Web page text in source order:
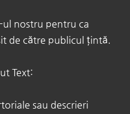
ul nostru pentru ca
de către publicul țintă.
Text:
sau descrieri